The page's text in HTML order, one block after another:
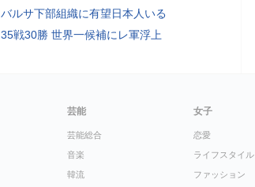
バルサ下部組織に有望日本人いる
35戦30勝 世界一候補にレ軍浮上
芸能
芸能総合
音楽
韓流
女子
恋愛
ライフスタイル
ファッション